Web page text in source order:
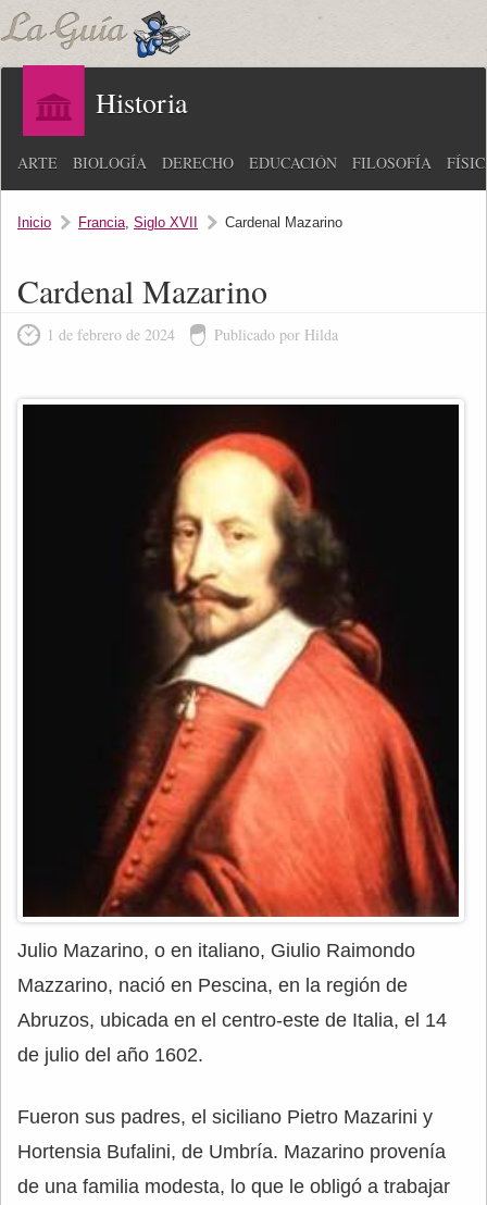
Historia
ARTE BIOLOGÍA DERECHO EDUCACIÓN FILOSOFÍA
Inicio Francia, Siglo XVII Cardenal Mazarino
Cardenal Mazarino
1 de febrero de 2024 Publicado por Hilda
Julio Mazarino, o en italiano, Giulio Raimondo
Mazzarino, nació en Pescina, en la región de
Abruzos, ubicada en el centro-este de Italia, el 14
de julio del año 1602.
Fueron sus padres, el siciliano Pietro Mazarini y
Hortensia Bufalini, de Umbría. Mazarino provenía
de una familia modesta, lo que le obligó a trabajar